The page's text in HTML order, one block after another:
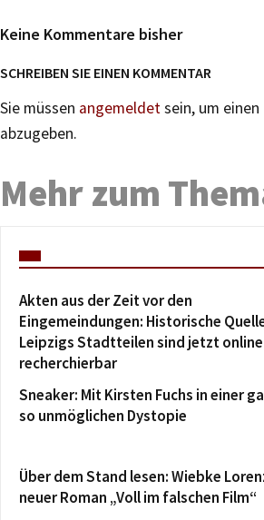
Keine Kommentare bisher
SCHREIBEN SIE EINEN KOMMENTAR
Sie müssen angemeldetsein, um
abzugeben.
Mehr zum
Akten aus der Zeit vor den
Eingemeindungen: Historische
Leipzigs Stadtteilen sind jetzt online
recherchierbar
Sneaker: Mit Kirsten Fuchs in einer
so unmöglichen Dystopie
Über dem Stand lesen: Wiebke
neuer Roman „Voll im falschen Film“